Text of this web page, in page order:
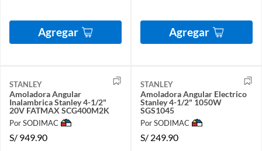
Agregar Agregar
STANLEY
Amoladora Angular
Inalambrica Stanley 4-1/2"
20V FATMAX SCG400M2K
Por SODIMAC
S/ 949.90
STANLEY
Amoladora Angular Electrico
Stanley 4-1/2" 1050W
SGS1045
Por SODIMAC
S/ 249.90